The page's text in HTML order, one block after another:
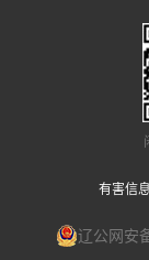
有害信
辽公网安